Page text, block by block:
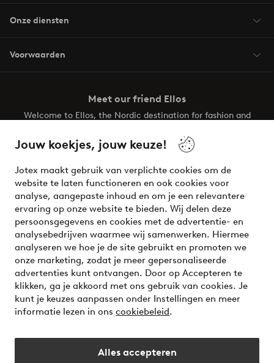
Jouw koekjes, jouw keuze!
Jotex maakt gebruik van verplichte cookies om de
website te laten functioneren en ook cookies voor
analyse, aangepaste inhoud en om je een relevantere
ervaring op onze website te bieden. Wij delen deze
persoonsgegevens en cookies met de advertentie- en
analysebedrijven waarmee wij samenwerken. Hiermee
analyseren we hoe je de site gebruikt en promoten we
onze marketing, zodat je meer gepersonaliseerde
advertenties kunt ontvangen. Door op Accepteren te
klikken, ga je akkoord met ons gebruik van cookies. Je
kunt je keuzes aanpassen onder Instellingen en meer
informatie lezen in ons cookiebeleid.
Alles accepteren
Onze diensten
Voorwaarden
Meet our friend Ellos
Welcome to Ellos, the Nordic destination for fashion and
your wardrobe. Your next inspiring look is here!
Veilig betalen - Nu betalen of opsplitsen
Wil je meer weten over onze betaalopties?